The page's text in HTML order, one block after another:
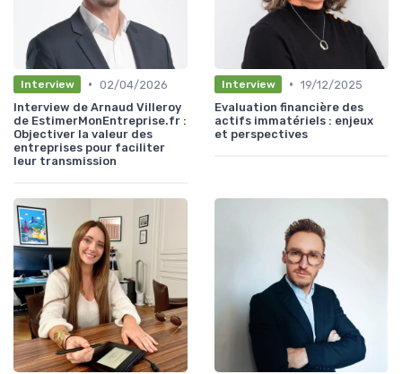
Interview • 02/04/2026
Interview de Arnaud Villeroy
de EstimerMonEntreprise.fr :
Objectiver la valeur des
entreprises pour faciliter
leur transmission
Interview • 19/12/2025
Evaluation financière des
actifs immatériels : enjeux
et perspectives